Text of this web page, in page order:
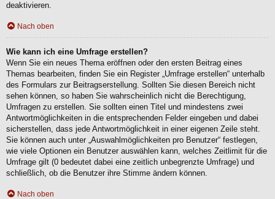
deaktivieren.
Nach oben
Wie kann ich eine Umfrage erstellen?
Wenn Sie ein neues Thema eröffnen oder den ersten Beitrag eines
Themas bearbeiten, finden Sie ein Register „Umfrage erstellen“ unterhalb
des Formulars zur Beitragserstellung. Sollten Sie diesen Bereich nicht
sehen können, so haben Sie wahrscheinlich nicht die Berechtigung,
Umfragen zu erstellen. Sie sollten einen Titel und mindestens zwei
Antwortmöglichkeiten in die entsprechenden Felder eingeben und dabei
sicherstellen, dass jede Antwortmöglichkeit in einer eigenen Zeile steht.
Sie können auch unter „Auswahlmöglichkeiten pro Benutzer“ festlegen,
wie viele Optionen ein Benutzer auswählen kann, welches Zeitlimit für die
Umfrage gilt (0 bedeutet dabei eine zeitlich unbegrenzte Umfrage) und
schließlich, ob die Benutzer ihre Stimme ändern können.
Nach oben